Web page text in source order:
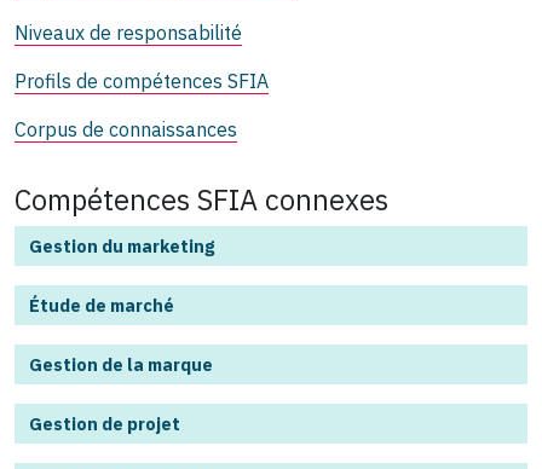
Niveaux de responsabilité
Profils de compétences SFIA
Corpus de connaissances
Compétences SFIA connexes
Gestion du marketing
Étude de marché
Gestion de la marque
Gestion de projet